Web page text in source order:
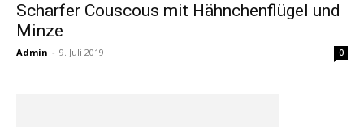
Scharfer Couscous mit Hähnchenflügel und
Minze
Admin - 9. Juli 2019 0